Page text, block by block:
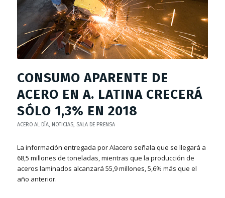
CONSUMO APARENTE DE
ACERO EN A. LATINA CRECERÁ
SÓLO 1,3% EN 2018
ACERO AL DÍA, NOTICIAS, SALA DE PRENSA
La información entregada por Alacero señala que se llegará a
68,5 millones de toneladas, mientras que la producción de
aceros laminados alcanzará 55,9 millones, 5,6% más que el
año anterior.